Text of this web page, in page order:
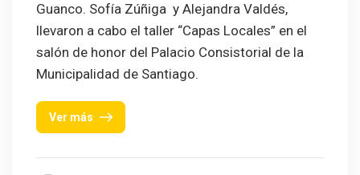
Guanco. Sofía Zúñiga y Alejandra Valdés,
llevaron a cabo el taller “Capas Locales” en el
salón de honor del Palacio Consistorial de la
Municipalidad de Santiago.
Ver más